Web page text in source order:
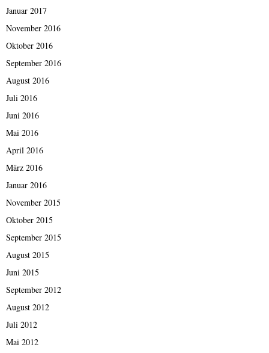
Januar 2017
November 2016
Oktober 2016
September 2016
August 2016
Juli 2016
Juni 2016
Mai 2016
April 2016
März 2016
Januar 2016
November 2015
Oktober 2015
September 2015
August 2015
Juni 2015
September 2012
August 2012
Juli 2012
Mai 2012